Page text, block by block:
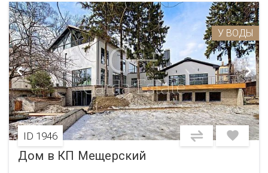
У ВОДЫ
ID 1946
Дом в КП Мещерский